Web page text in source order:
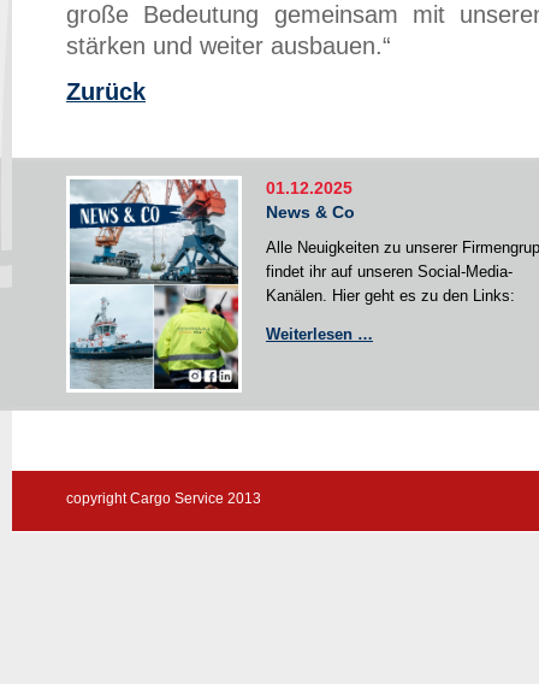
große Bedeutung gemeinsam mit
stärken und weiter ausbauen.“
Zurück
01.12.2025
News & Co
Alle Neuigkeiten zu unserer
findet ihr auf unseren Social-Media-
Kanälen. Hier geht es zu den Links:
Weiterlesen …
copyright Cargo Service 2013